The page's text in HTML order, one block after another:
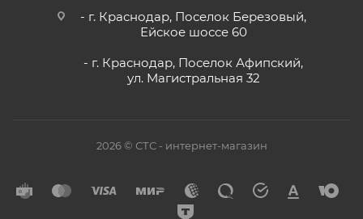
- г. Краснодар, Поселок Березовый,
Ейское шоссе 60
- г. Краснодар, Поселок Афипский,
ул. Магистральная 32
2026 © СТС - интернет-магазин